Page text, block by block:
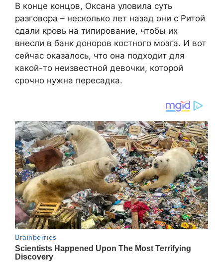
В конце концов, Оксана уловила суть
разговора – несколько лет назад они с Ритой
сдали кровь на типирование, чтобы их
внесли в банк доноров костного мозга. И вот
сейчас оказалось, что она подходит для
какой-то неизвестной девочки, которой
срочно нужна пересадка.